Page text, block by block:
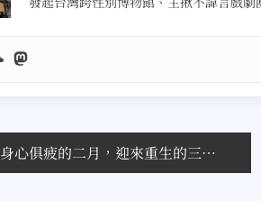
身心俱疲的二月，迎來重生的三月 A Month of Exhaustion and Renewal: My February and March Journey